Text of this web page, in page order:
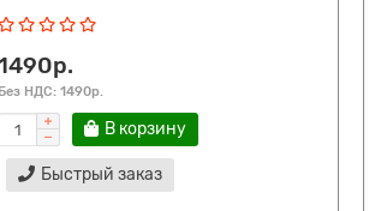
Без НДС: 1490р.
В корзину
Быстрый заказ